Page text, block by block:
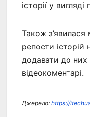
історії у вигляді
Також
репости історій
додавати до них
відеокоментарі.
Джерело: https://